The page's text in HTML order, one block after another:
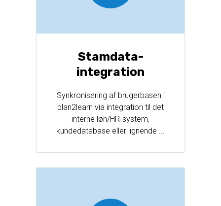
Stamdata-
integration
Synkronisering af brugerbasen i
plan2learn via integration til det
interne løn/HR-system,
kundedatabase eller lignende ...